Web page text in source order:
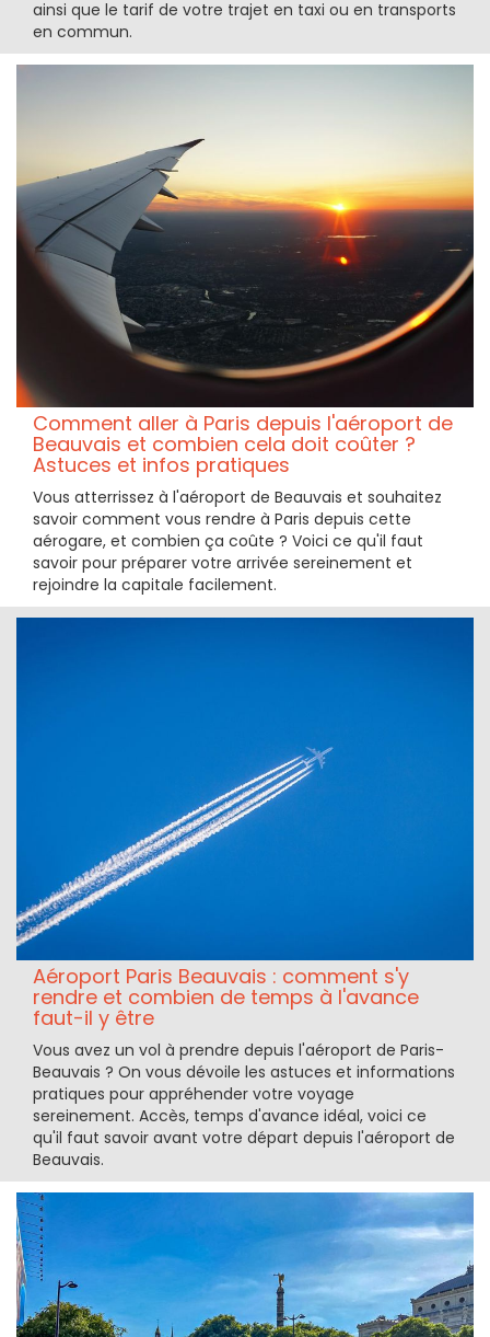
ainsi que le tarif de votre trajet en taxi ou en transports
en commun.
Comment aller à Paris depuis l'aéroport de
Beauvais et combien cela doit coûter ?
Astuces et infos pratiques
Vous atterrissez à l'aéroport de Beauvais et souhaitez
savoir comment vous rendre à Paris depuis cette
aérogare, et combien ça coûte ? Voici ce qu'il faut
savoir pour préparer votre arrivée sereinement et
rejoindre la capitale facilement.
Aéroport Paris Beauvais : comment s'y
rendre et combien de temps à l'avance
faut-il y être
Vous avez un vol à prendre depuis l'aéroport de Paris-
Beauvais ? On vous dévoile les astuces et informations
pratiques pour appréhender votre voyage
sereinement. Accès, temps d'avance idéal, voici ce
qu'il faut savoir avant votre départ depuis l'aéroport de
Beauvais.